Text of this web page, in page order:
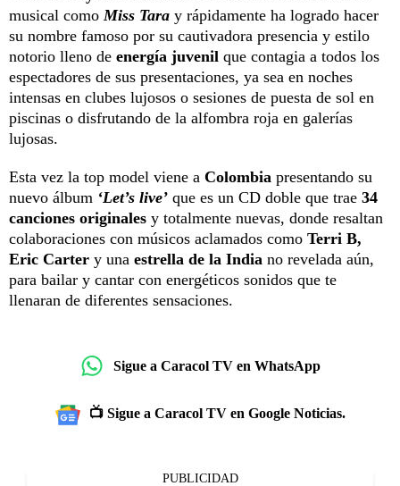
musical como Miss Tara y rápidamente ha logrado hacer
su nombre famoso por su cautivadora presencia y estilo
notorio lleno de energía juvenil que contagia a todos los
espectadores de sus presentaciones, ya sea en noches
intensas en clubes lujosos o sesiones de puesta de sol en
piscinas o disfrutando de la alfombra roja en galerías
lujosas.
Esta vez la top model viene a Colombia presentando su
nuevo álbum ‘Let’s live’ que es un CD doble que trae 34
canciones originales y totalmente nuevas, donde resaltan
colaboraciones con músicos aclamados como Terri B,
Eric Carter y una estrella de la India no revelada aún,
para bailar y cantar con energéticos sonidos que te
llenaran de diferentes sensaciones.
Sigue a Caracol TV en WhatsApp
📺 Sigue a Caracol TV en Google Noticias.
PUBLICIDAD